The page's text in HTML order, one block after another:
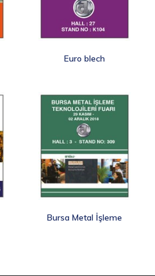
Euro blech
Bursa Metal İşleme